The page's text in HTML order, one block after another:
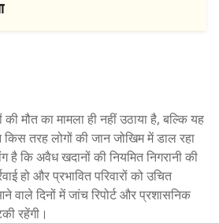
मौत का मामला ही नहीं उठाया है, बल्कि यह
तरह लोगों की जान जोखिम में डाल रहा
है कि अवैध खदानों की नियमित निगरानी की
हो और प्रभावित परिवारों को उचित
वाले दिनों में जांच रिपोर्ट और प्रशासनिक
रहेंगी।